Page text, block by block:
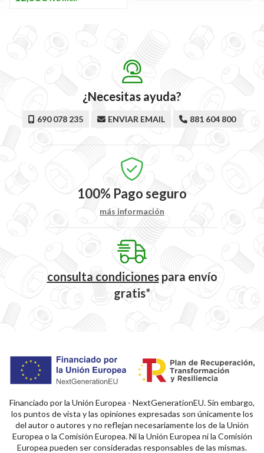
¿Necesitas ayuda?
690 078 235 ENVIAR EMAIL 881 604 800
100% Pago seguro
más información
consulta condicionespara envío
gratis*
Financiado por la Unión Europea - NextGenerationEU. Sin embargo,
los puntos de vista y las opiniones expresadas son únicamente los
del autor o autores y no reflejan necesariamente los de la Unión
Europea o la Comisión Europea. Ni la Unión Europea ni la Comisión
Europea pueden ser consideradas responsables de las mismas.